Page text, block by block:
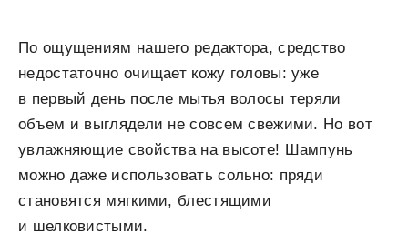
По ощущениям нашего редактора, средство
недостаточно очищает кожу головы: уже
в первый день после мытья волосы теряли
объем и выглядели не совсем свежими. Но вот
увлажняющие свойства на высоте! Шампунь
можно даже использовать сольно: пряди
становятся мягкими, блестящими
и шелковистыми.